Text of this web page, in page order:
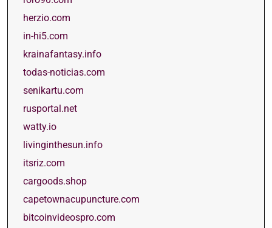
herzio.com
in-hi5.com
krainafantasy.info
todas-noticias.com
senikartu.com
rusportal.net
watty.io
livinginthesun.info
itsriz.com
cargoods.shop
capetownacupuncture.com
bitcoinvideospro.com